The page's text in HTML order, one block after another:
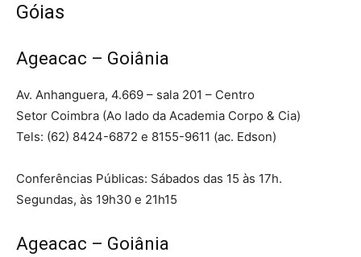
Góias
Ageacac – Goiânia
Av. Anhanguera, 4.669 – sala 201 – Centro
Setor Coimbra (Ao lado da Academia Corpo & Cia)
Tels: (62) 8424-6872 e 8155-9611 (ac. Edson)
Conferências Públicas: Sábados das 15 às 17h.
Segundas, às 19h30 e 21h15
Ageacac – Goiânia